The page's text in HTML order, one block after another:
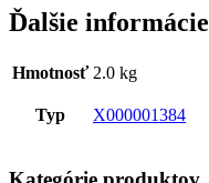
Ďalšie informácie
Hmotnosť 2.0 kg
Typ X000001384